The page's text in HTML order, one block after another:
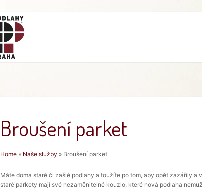
Broušení parket
Jste zde
Home » Naše služby » Broušení parket
Máte doma staré či zašlé podlahy a toužíte po tom, aby opět zazářily a
staré parkety mají své nezaměnitelné kouzlo, které nová podlaha